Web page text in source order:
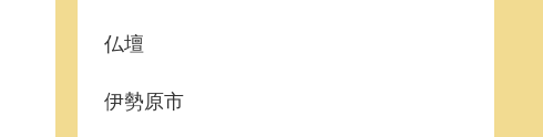
仏壇
伊勢原市